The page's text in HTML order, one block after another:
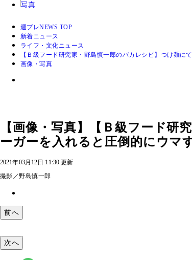
写真
週プレNEWS TOP
新着ニュース
ライフ・文化ニュース
【Ｂ級フード研究家・野島慎一郎のバカレシピ】つけ麺に
画像・写真
【画像・写真】【Ｂ級フード
ーガーを入れると圧倒的にウマ
2021年03月12日 11:30 更新
撮影／野島慎一郎
前へ
次へ